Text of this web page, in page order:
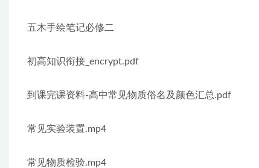
五木手绘笔记必修二
初高知识衔接_encrypt.pdf
到课完课资料-高中常见物质俗名及颜色汇总.pdf
常见实验装置.mp4
常见物质检验.mp4